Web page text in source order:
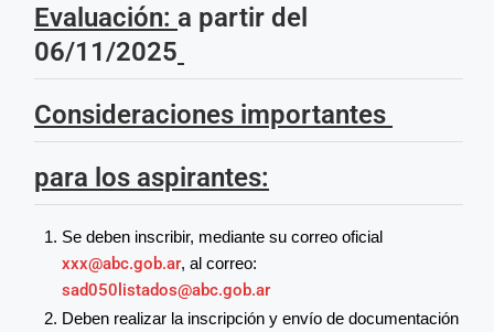
Evaluación: a partir del
06/11/2025
Consideraciones importantes
para los aspirantes:
Se deben inscribir, mediante su correo oficial
xxx@abc.gob.ar, al correo:
sad050listados@abc.gob.ar
Deben realizar la inscripción y envío de documentación